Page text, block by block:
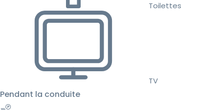
Toilettes
TV
Pendant la conduite